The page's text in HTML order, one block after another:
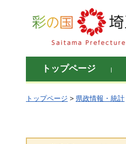
彩の国 埼玉県
トップページ
トップページ > 県政情報・統計